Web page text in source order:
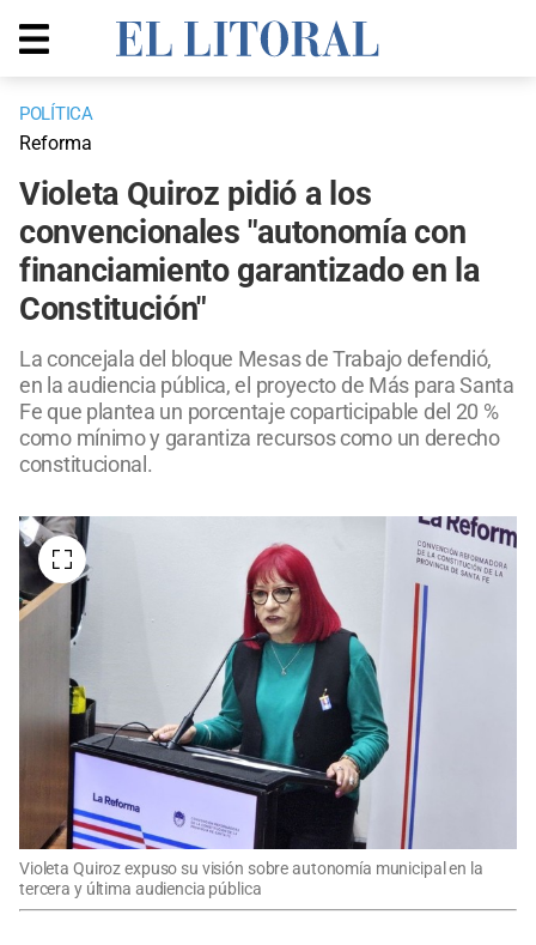
POLÍTICA
Reforma
Violeta Quiroz pidió a los
convencionales "autonomía con
financiamiento garantizado en la
Constitución"
La concejala del bloque Mesas de Trabajo defendió,
en la audiencia pública, el proyecto de Más para Santa
Fe que plantea un porcentaje coparticipable del 20 %
como mínimo y garantiza recursos como un derecho
constitucional.
Violeta Quiroz expuso su visión sobre autonomía municipal en la
tercera y última audiencia pública